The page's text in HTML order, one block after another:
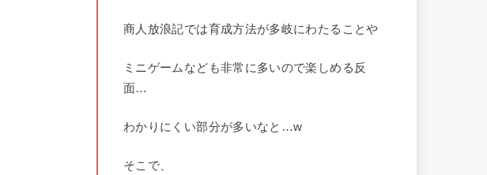
商人放浪記では育成方法が多岐にわたることや
ミニゲームなども非常に多いので楽しめる反
面…
わかりにくい部分が多いなと…w
そこで、